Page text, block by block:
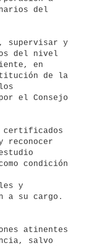
del
supervisar y
del nivel
de la
el Consejo
reconocer
condición
a su cargo.
atinentes
salvo